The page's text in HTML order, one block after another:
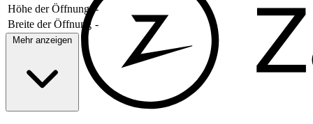
Höhe der Öffnung -
Breite der Öffnung -
Mehr anzeigen